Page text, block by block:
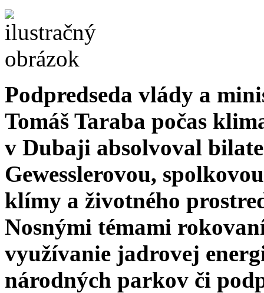
Podpredseda vlády a
Tomáš Taraba počas
v Dubaji absolvoval
Gewesslerovou,
klímy a životného
Nosnými témami
využívanie jadrovej
národných parkov či